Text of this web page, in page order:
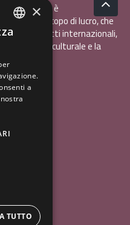
APSè
senza scopo di lucro, che
e i contatti internazionali,
interculturale e la
120,41 kB
(TN)
GERMAN
×
a
TUTTO